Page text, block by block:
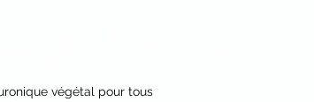
végétal pour tous